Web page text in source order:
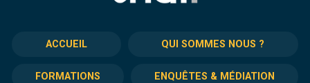
ACCUEIL QUI SOMMES NOUS ?
FORMATIONS ENQUÊTES & MÉDIATION